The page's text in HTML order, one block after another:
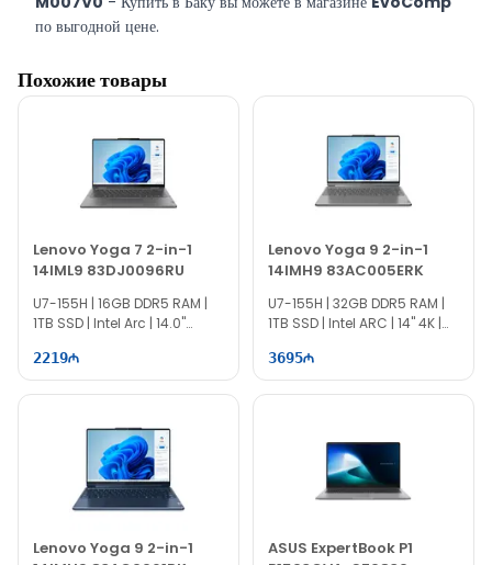
по выгодной цене.
M007V0- Купить эту модель вы можете в Баку в магазине
рассрочки
и с внутренним
Похожие товары
Lenovo Yoga 7 2-in-1
14IML9 83DJ0096RU
U7-155H | 16GB DDR5 RAM |
1TB SSD | Intel Arc | 14.0"
Win11
2219
Lenovo Yoga 9 2-in-1
14IMH9 83AC005ERK
U7-155H | 32GB DDR5 RAM |
1TB SSD | Intel ARC | 14" 4K |
3695
Lenovo Yoga 9 2-in-1
ASUS ExpertBook P1